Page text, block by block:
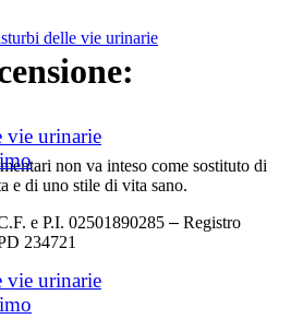
vie urinarie
vie urinarie
non va inteso come sostituto di
e di uno stile di vita sano.
e P.I. 02501890285 – Registro
234721